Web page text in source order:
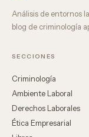
Análisis de entornos
blog de criminología
SECCIONES
Criminología
Ambiente Laboral
Derechos Laborales
Ética Empresarial